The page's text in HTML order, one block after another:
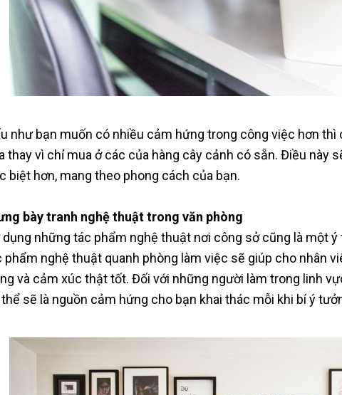
như bạn muốn có nhiều cảm hứng trong công việc hơn thì
thay vì chỉ mua ở các của hàng cây cảnh có sẵn. Điều này
biệt hơn, mang theo phong cách của bạn.
bày tranh nghệ thuật trong văn phòng
dụng những tác phẩm nghệ thuật nơi công sở cũng là một
phẩm nghệ thuật quanh phòng làm việc sẽ giúp cho nhân
và cảm xúc thật tốt. Đối với những người làm trong linh
sẽ là nguồn cảm hứng cho bạn khai thác mỗi khi bí ý